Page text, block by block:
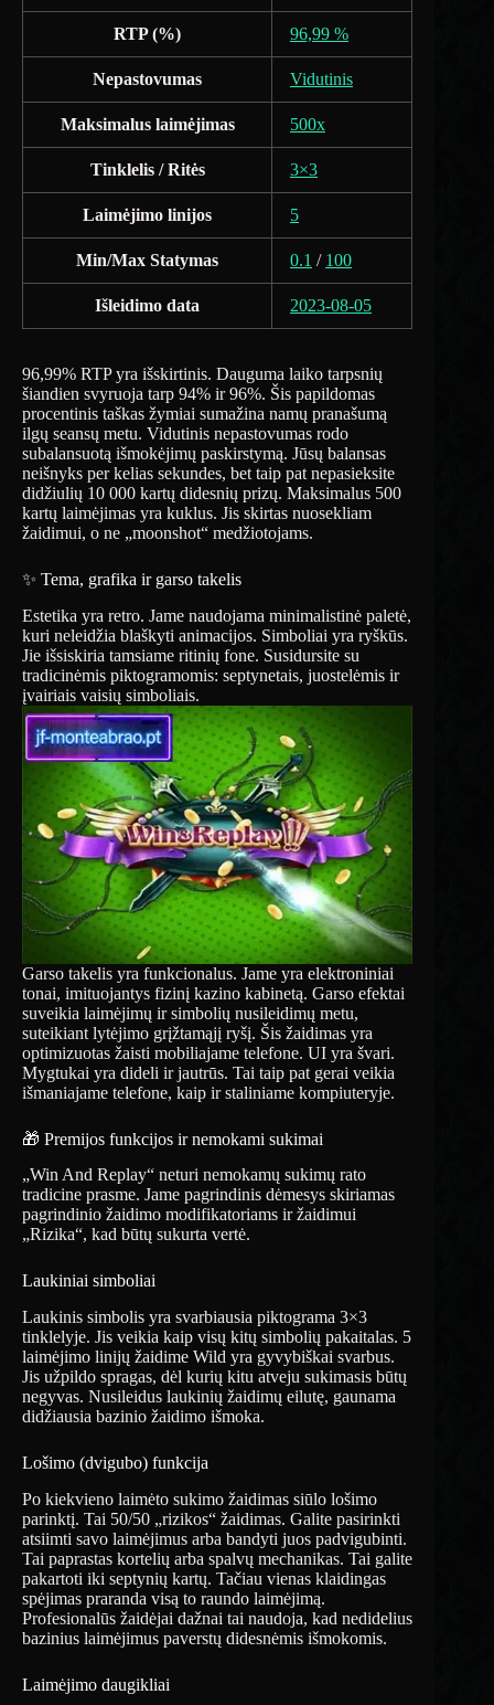
RTP (%) 96,99 %
Nepastovumas Vidutinis
Maksimalus laimėjimas 500x
Tinklelis / Ritės 3×3
Laimėjimo linijos 5
Min/Max Statymas 0.1 / 100
Išleidimo data 2023-08-05
96,99% RTP yra išskirtinis. Dauguma laiko tarpsnių
šiandien svyruoja tarp 94% ir 96%. Šis papildomas
procentinis taškas žymiai sumažina namų pranašumą
ilgų seansų metu. Vidutinis nepastovumas rodo
subalansuotą išmokėjimų paskirstymą. Jūsų balansas
neišnyks per kelias sekundes, bet taip pat nepasieksite
didžiulių 10 000 kartų didesnių prizų. Maksimalus 500
kartų laimėjimas yra kuklus. Jis skirtas nuosekliam
žaidimui, o ne „moonshot“ medžiotojams.
✨ Tema, grafika ir garso takelis
Estetika yra retro. Jame naudojama minimalistinė paletė,
kuri neleidžia blaškyti animacijos. Simboliai yra ryškūs.
Jie išsiskiria tamsiame ritinių fone. Susidursite su
tradicinėmis piktogramomis: septynetais, juostelėmis ir
įvairiais vaisių simboliais.
Garso takelis yra funkcionalus. Jame yra elektroniniai
tonai, imituojantys fizinį kazino kabinetą. Garso efektai
suveikia laimėjimų ir simbolių nusileidimų metu,
suteikiant lytėjimo grįžtamąjį ryšį. Šis žaidimas yra
optimizuotas žaisti mobiliajame telefone. UI yra švari.
Mygtukai yra dideli ir jautrūs. Tai taip pat gerai veikia
išmaniajame telefone, kaip ir staliniame kompiuteryje.
🎁 Premijos funkcijos ir nemokami sukimai
„Win And Replay“ neturi nemokamų sukimų rato
tradicine prasme. Jame pagrindinis dėmesys skiriamas
pagrindinio žaidimo modifikatoriams ir žaidimui
„Rizika“, kad būtų sukurta vertė.
Laukiniai simboliai
Laukinis simbolis yra svarbiausia piktograma 3×3
tinklelyje. Jis veikia kaip visų kitų simbolių pakaitalas. 5
laimėjimo linijų žaidime Wild yra gyvybiškai svarbus.
Jis užpildo spragas, dėl kurių kitu atveju sukimasis būtų
negyvas. Nusileidus laukinių žaidimų eilutę, gaunama
didžiausia bazinio žaidimo išmoka.
Lošimo (dvigubo) funkcija
Po kiekvieno laimėto sukimo žaidimas siūlo lošimo
parinktį. Tai 50/50 „rizikos“ žaidimas. Galite pasirinkti
atsiimti savo laimėjimus arba bandyti juos padvigubinti.
Tai paprastas kortelių arba spalvų mechanikas. Tai galite
pakartoti iki septynių kartų. Tačiau vienas klaidingas
spėjimas praranda visą to raundo laimėjimą.
Profesionalūs žaidėjai dažnai tai naudoja, kad nedidelius
bazinius laimėjimus paverstų didesnėmis išmokomis.
Laimėjimo daugikliai